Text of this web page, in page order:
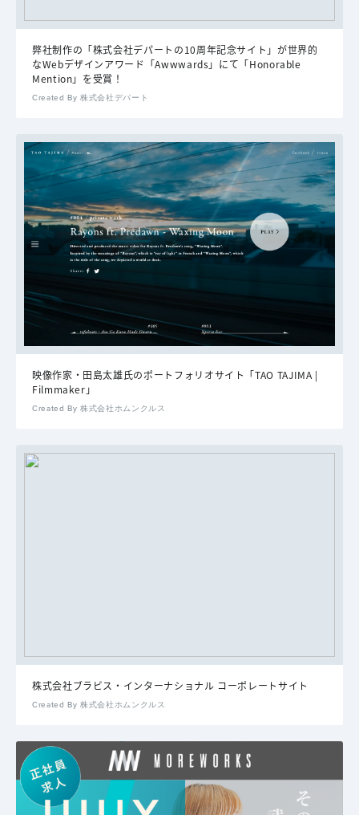
弊社制作の「株式会社デパートの10周年記念サイト」が世界的
なWebデザインアワード「Awwwards」にて「Honorable
Mention」を受賞！
Created By 株式会社デパート
映像作家・田島太雄氏のポートフォリオサイト「TAO TAJIMA |
Filmmaker」
Created By 株式会社ホムンクルス
株式会社ブラビス・インターナショナル コーポレートサイト
Created By 株式会社ホムンクルス